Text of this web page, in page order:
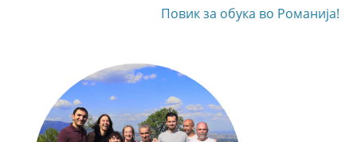
Повик за обука во Романијa!